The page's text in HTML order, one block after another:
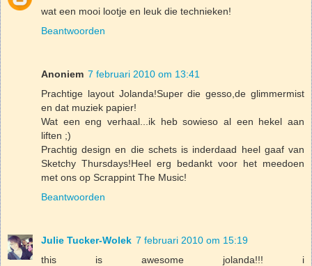
wat een mooi lootje en leuk die technieken!
Beantwoorden
Anoniem 7 februari 2010 om 13:41
Prachtige layout Jolanda!Super die gesso,de glimmermist
en dat muziek papier!
Wat een eng verhaal...ik heb sowieso al een hekel aan
liften ;)
Prachtig design en die schets is inderdaad heel gaaf van
Sketchy Thursdays!Heel erg bedankt voor het meedoen
met ons op Scrappint The Music!
Beantwoorden
Julie Tucker-Wolek 7 februari 2010 om 15:19
this is awesome jolanda!!! i